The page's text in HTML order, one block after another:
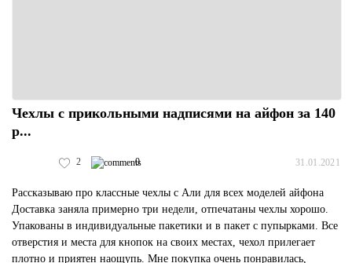
Чехлы с прикольными надписями на айфон за 140
р...
2 0 31.01.2021
Рассказываю про классные чехлы с Али для всех моделей айфона
Доставка заняла примерно три недели, отпечатаны чехлы хорошо.
Упакованы в индивидуальные пакетики и в пакет с пупырками. Все
отверстия и места для кнопок на своих местах, чехол прилегает
плотно и приятен наощупь. Мне покупка очень понравилась,